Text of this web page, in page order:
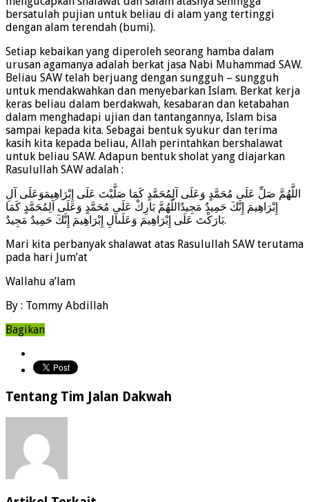
bersatulah pujian untuk beliau di alam yang tertinggi
dengan alam terendah (bumi).
Setiap kebaikan yang diperoleh seorang hamba dalam
urusan agamanya adalah berkat jasa Nabi Muhammad SAW.
Beliau SAW telah berjuang dengan sungguh – sungguh
untuk mendakwahkan dan menyebarkan Islam. Berkat kerja
keras beliau dalam berdakwah, kesabaran dan ketabahan
dalam menghadapi ujian dan tantangannya, Islam bisa
sampai kepada kita. Sebagai bentuk syukur dan terima
kasih kita kepada beliau, Allah perintahkan bershalawat
untuk beliau SAW. Adapun bentuk sholat yang diajarkan
Rasulullah SAW adalah :
اللَّهُمَّ صَلِّ عَلَى مُحَمَّدٍ وَعَلَى آلِمُحَمَّدٍ كَمَا صَلَّيْتَ عَلَى إِبْرَاهِيمَوَعَلَى آلِ
إِبْرَاهِيمَ إِنَّكَ حَمِيدٌ مَجِيدٌاللَّهُمَّ بَارِكْ عَلَى مُحَمَّدٍ وَعَلَى آلِمُحَمَّدٍ كَمَا
بَارَكْتَ عَلَى إِبْرَاهِيمَ وَعَلَىآلِ إِبْرَاهِيمَ إِنَّكَ حَمِيدٌ مَجِيدٌ.
Mari kita perbanyak shalawat atas Rasulullah SAW terutama
pada hari Jum’at
Wallahu a’lam
By : Tommy Abdillah
Bagikan
Tentang Tim Jalan Dakwah